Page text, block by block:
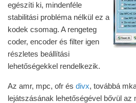
egészíti ki, mindenféle
stabilitási probléma nélkül ez a
kodek csomag. A rengeteg
coder, encoder és filter igen
részletes beállítási
lehetőségekkel rendelkezik.
Az amr, mpc, ofr és divx, továbbá
lejátszásának lehetőségével bővül az